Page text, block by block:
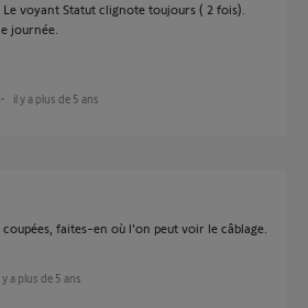
voyant Statut clignote toujours ( 2 fois).
journée.
il y a plus de 5 ans
faites-en où l'on peut voir le câblage.
y a plus de 5 ans